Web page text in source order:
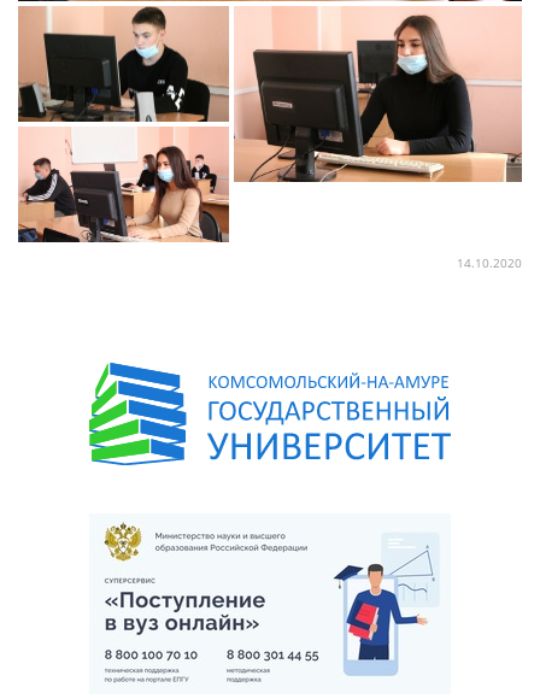
14.10.2020